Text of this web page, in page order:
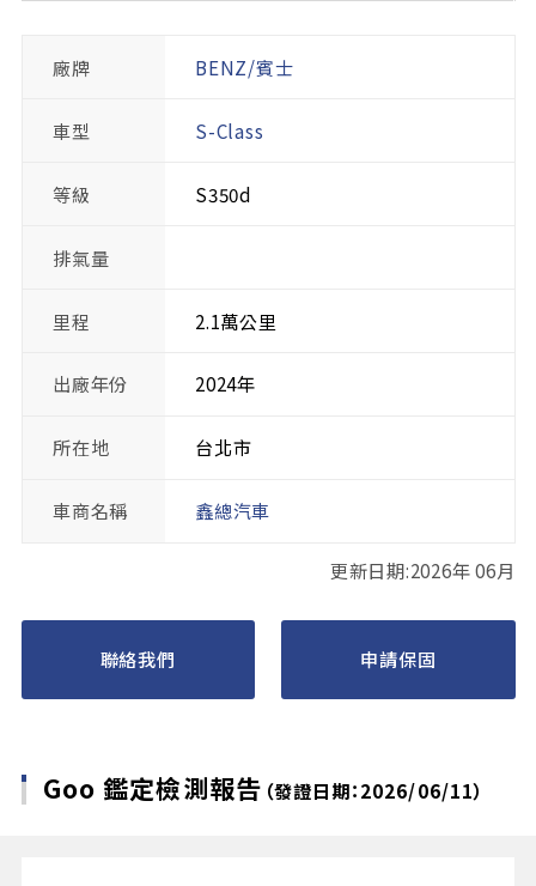
廠牌 BENZ/賓士
車型 S-Class
等級 S350d
排氣量
里程 2.1萬公里
出廠年份 2024年
所在地 台北市
車商名稱 鑫總汽車
更新日期:2026年 06月
聯絡我們 申請保固
Goo 鑑定檢測報告 （發證日期：2026/06/11）